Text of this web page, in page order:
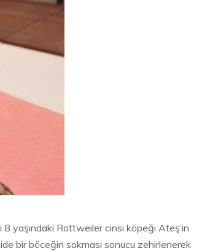
yaşındaki Rottweiler cinsi köpeği Ateş’in
bir böceğin sokması sonucu zehirlenerek